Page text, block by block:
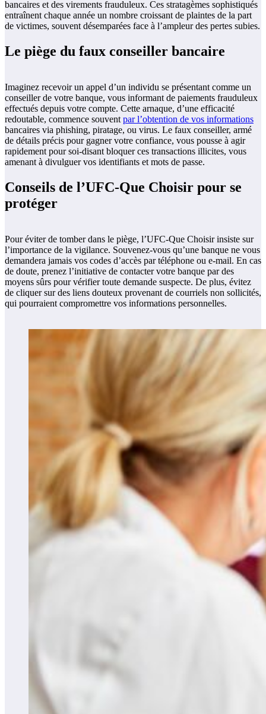
bancaires et des virements frauduleux. Ces stratagèmes sophistiqués
entraînent chaque année un nombre croissant de plaintes de la part
de victimes, souvent désemparées face à l’ampleur des pertes subies.
Le piège du faux conseiller bancaire
Imaginez recevoir un appel d’un individu se présentant comme un
conseiller de votre banque, vous informant de paiements frauduleux
effectués depuis votre compte. Cette arnaque, d’une efficacité
redoutable, commence souvent par l’obtention de vos informations
bancaires via phishing, piratage, ou virus. Le faux conseiller, armé
de détails précis pour gagner votre confiance, vous pousse à agir
rapidement pour soi-disant bloquer ces transactions illicites, vous
amenant à divulguer vos identifiants et mots de passe.
Conseils de l’UFC-Que Choisir pour se
protéger
Pour éviter de tomber dans le piège, l’UFC-Que Choisir insiste sur
l’importance de la vigilance. Souvenez-vous qu’une banque ne vous
demandera jamais vos codes d’accès par téléphone ou e-mail. En cas
de doute, prenez l’initiative de contacter votre banque par des
moyens sûrs pour vérifier toute demande suspecte. De plus, évitez
de cliquer sur des liens douteux provenant de courriels non sollicités,
qui pourraient compromettre vos informations personnelles.